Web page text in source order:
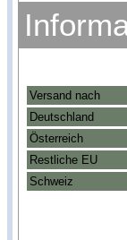
Versand nach
Deutschland
Österreich
Restliche EU
Schweiz